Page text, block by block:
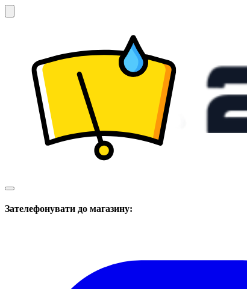
Зателефонувати до магазину: